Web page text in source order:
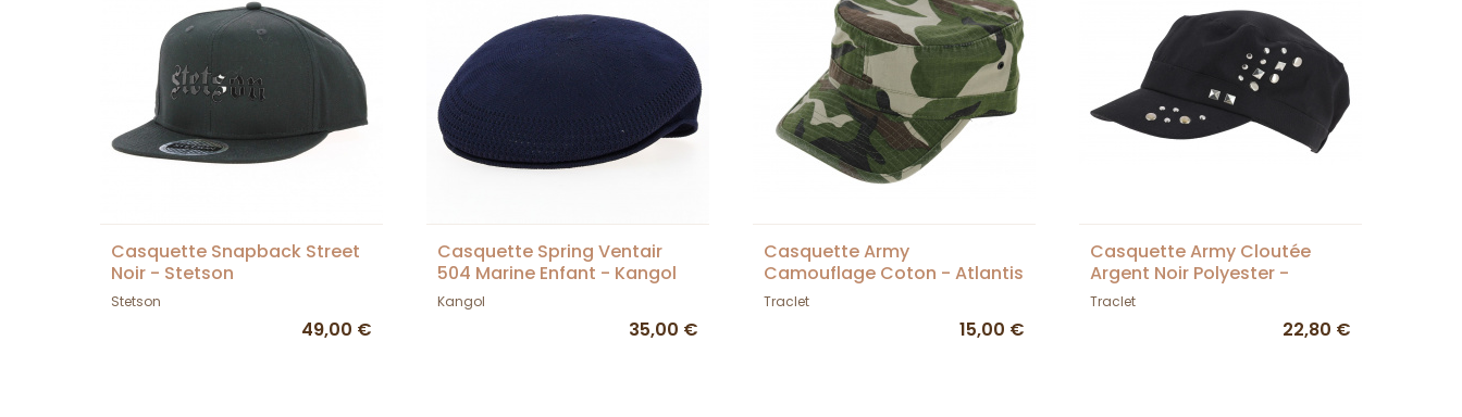
Casquette Snapback Street
Noir - Stetson
Stetson
49,00 €
Casquette Spring Ventair
504 Marine Enfant - Kangol
Kangol
35,00 €
Casquette Army
Camouflage Coton - Atlantis
Traclet
15,00 €
Casquette Army Cloutée
Argent Noir Polyester -
Traclet
Traclet
22,80 €